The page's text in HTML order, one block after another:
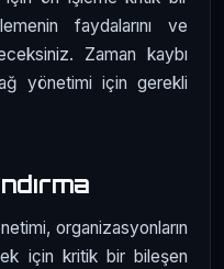
faydalarını ve
Zaman kaybı
yönetimi için gerekli
organizasyonların
için kritik bir bileşen